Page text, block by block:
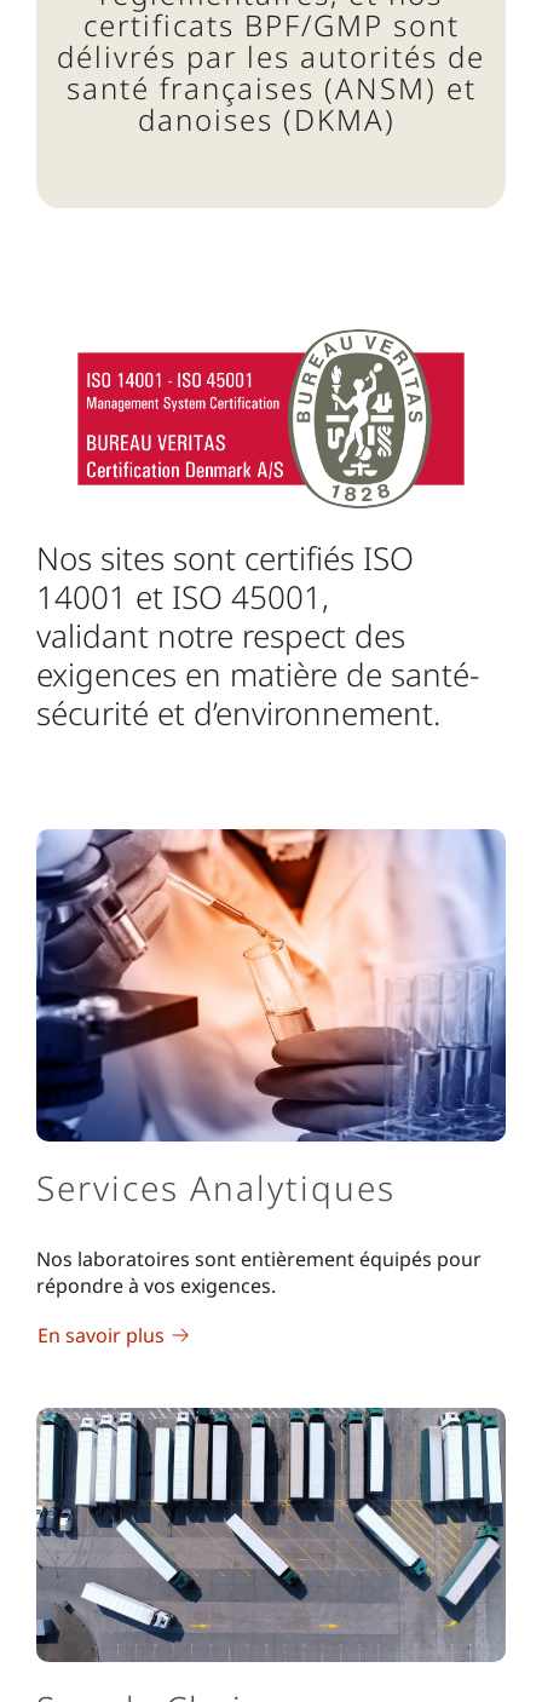
certificats BPF/GMP sont
délivrés par les autorités de
santé françaises (ANSM) et
danoises (DKMA)
Nos sites sont certifiés ISO
14001 et ISO 45001,
validant notre respect des
exigences en matière de santé-
sécurité et d’environnement.
Services Analytiques
Nos laboratoires sont entièrement équipés pour
répondre à vos exigences.
En savoir plus